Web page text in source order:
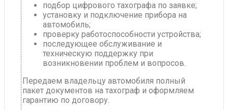
подбор цифрового тахографа по заявке;
установку и подключение прибора на
автомобиль;
проверку работоспособности устройства;
последующее обслуживание и
техническую поддержку при
возникновении проблем и вопросов.
Передаем владельцу автомобиля полный
пакет документов на тахограф и оформляем
гарантию по договору.